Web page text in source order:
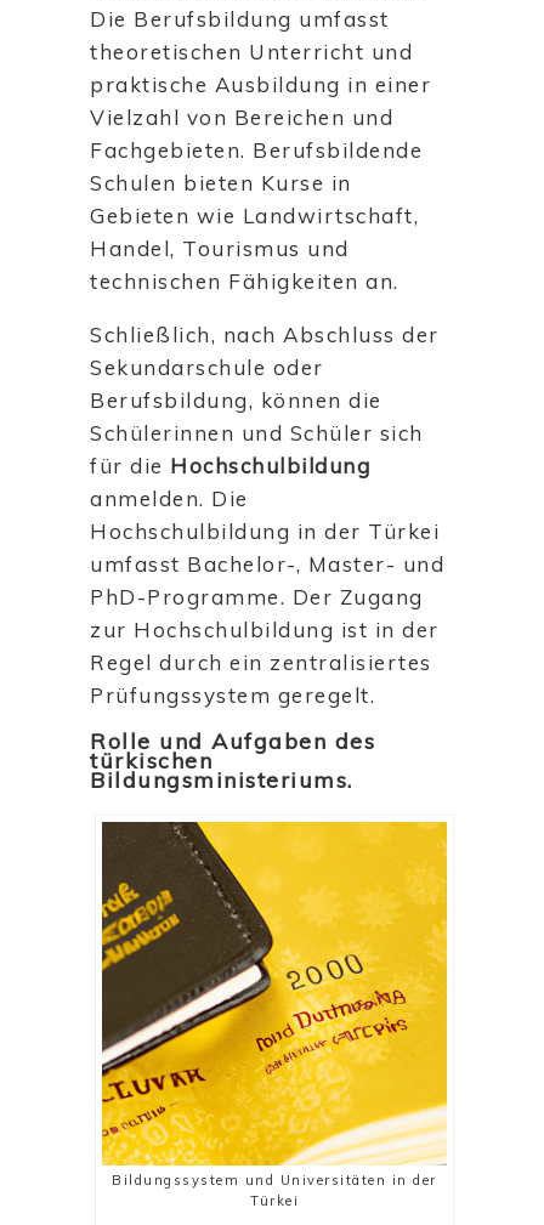
Die Berufsbildung umfasst
theoretischen Unterricht und
praktische Ausbildung in einer
Vielzahl von Bereichen und
Fachgebieten. Berufsbildende
Schulen bieten Kurse in
Gebieten wie Landwirtschaft,
Handel, Tourismus und
technischen Fähigkeiten an.
Schließlich, nach Abschluss der
Sekundarschule oder
Berufsbildung, können die
Schülerinnen und Schüler sich
für die Hochschulbildung
anmelden. Die
Hochschulbildung in der Türkei
umfasst Bachelor-, Master- und
PhD-Programme. Der Zugang
zur Hochschulbildung ist in der
Regel durch ein zentralisiertes
Prüfungssystem geregelt.
Rolle und Aufgaben des
türkischen
Bildungsministeriums.
Bildungssystem und Universitäten in der
Türkei